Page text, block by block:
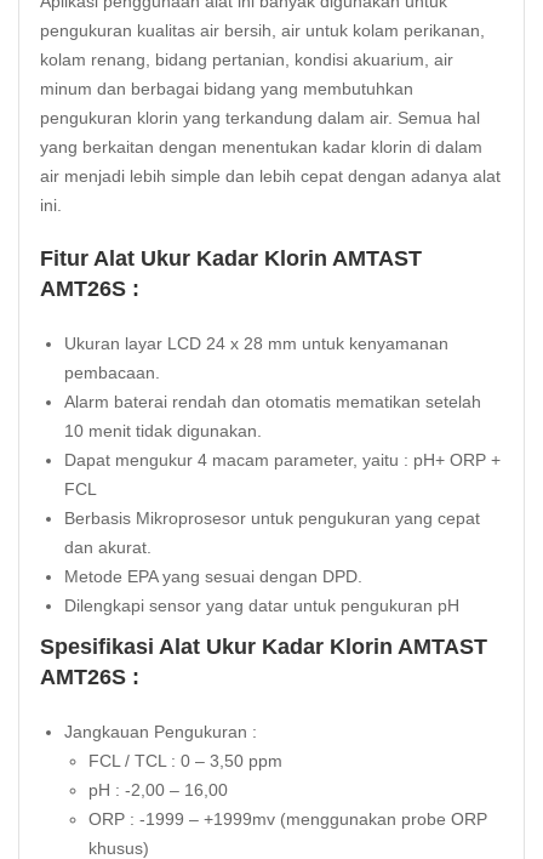
pengukuran kualitas air bersih, air untuk kolam perikanan,
kolam renang, bidang pertanian, kondisi akuarium, air
minum dan berbagai bidang yang membutuhkan
pengukuran klorin yang terkandung dalam air. Semua hal
yang berkaitan dengan menentukan kadar klorin di dalam
air menjadi lebih simple dan lebih cepat dengan adanya alat
ini.
Fitur Alat Ukur Kadar Klorin AMTAST
AMT26S :
Ukuran layar LCD 24 x 28 mm untuk kenyamanan
pembacaan.
Alarm baterai rendah dan otomatis mematikan setelah
10 menit tidak digunakan.
Dapat mengukur 4 macam parameter, yaitu : pH+ ORP +
FCL
Berbasis Mikroprosesor untuk pengukuran yang cepat
dan akurat.
Metode EPA yang sesuai dengan DPD.
Dilengkapi sensor yang datar untuk pengukuran pH
Spesifikasi Alat Ukur Kadar Klorin AMTAST
AMT26S :
Jangkauan Pengukuran :
FCL / TCL : 0 – 3,50 ppm
pH : -2,00 – 16,00
ORP : -1999 – +1999mv (menggunakan probe ORP
khusus)